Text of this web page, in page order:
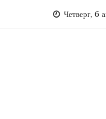
Четверг, 6